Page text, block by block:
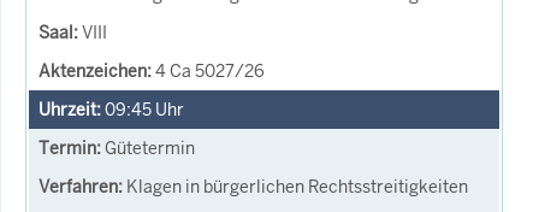
VIII
4 Ca 5027/26
09:45 Uhr
Gütetermin
Klagen in bürgerlichen Rechtsstreitigkeiten